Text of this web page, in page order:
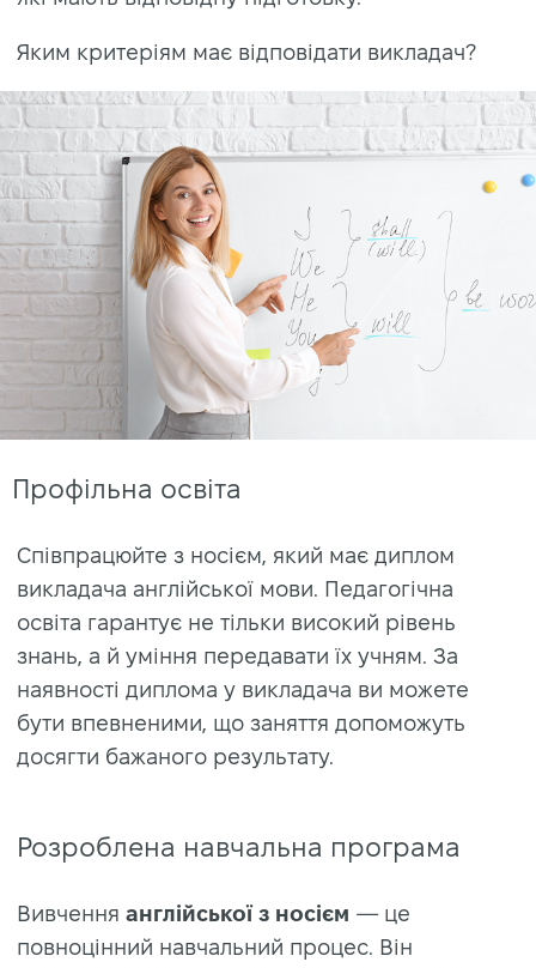
Яким критеріям має відповідати викладач?
Профільна освіта
Співпрацюйте з носієм, який має диплом
викладача англійської мови. Педагогічна
освіта гарантує не тільки високий рівень
знань, а й уміння передавати їх учням. За
наявності диплома у викладача ви можете
бути впевненими, що заняття допоможуть
досягти бажаного результату.
Розроблена навчальна програма
Вивчення англійської з носієм — це
повноцінний навчальний процес. Він